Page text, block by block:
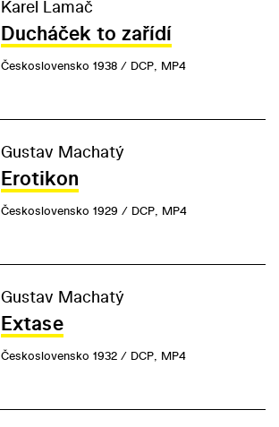
Karel Lamač
Ducháček to zařídí
Československo 1938 / DCP, MP4
Gustav Machatý
Erotikon
Československo 1929 / DCP, MP4
Gustav Machatý
Extase
Československo 1932 / DCP, MP4